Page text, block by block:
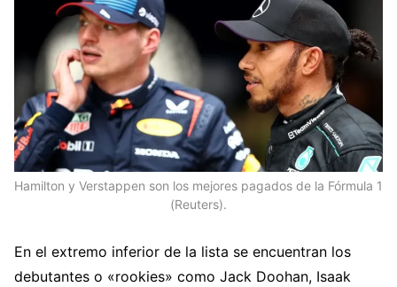
Hamilton y Verstappen son los mejores pagados de la Fórmula 1
(Reuters).
En el extremo inferior de la lista se encuentran los
debutantes o «rookies» como Jack Doohan, Isaak